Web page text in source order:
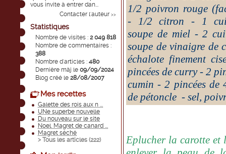
vous invite à entrer dan...
Contacter l'auteur >>
Statistiques
Nombre de visites : 2 049 818
Nombre de commentaires :
388
Nombre d'articles : 480
Dernière màj le 09/09/2024
Blog créé le 28/08/2007
Mes recettes
Galette des rois aux n ...
UNe superbe nouvelle
Du nouveau sur le site
Noel. Magret de canard ...
Magret séché
> Tous les articles (222)
1/2 poivron rouge
- 1/2 citron - 1
soupe de miel - 2
soupe de vinaigre de
échalote finement
pincées de curry - 2
cumin - 2 pincées de
de pétoncle - sel,
Eplucher la carotte et